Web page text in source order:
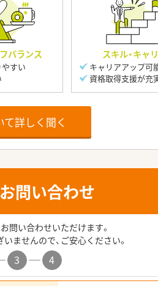
バランス
すい
スキル・キャ
キャリアアップ可
資格取得支援が充
詳しく聞く
問い合わせ
問い合わせいただけます。
ませんので、ご安心ください。
3 4